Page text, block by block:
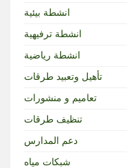
انشطة بيئية
انشطة ترفيهية
انشطة رياضية
تأهيل وتعبيد طرقات
تعاميم و منشورات
تنظيف طرقات
دعم المدارس
شبكات مياه